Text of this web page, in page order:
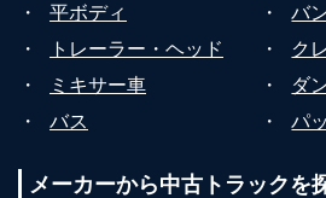
・
平ボディ ・
バ
・
トレーラー・ヘッド ・
ク
・
ミキサー車 ・
ダ
・
バス ・ パ
メーカーから中古トラックを